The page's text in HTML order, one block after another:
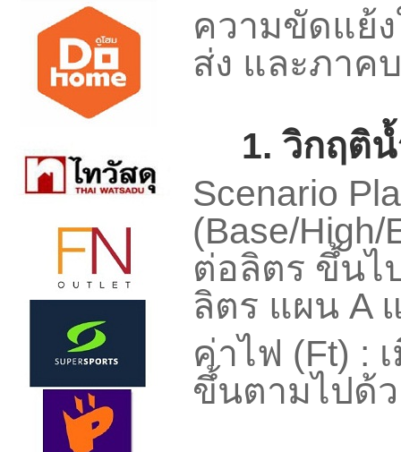
ความขัดแย้
ส่ง และภาค
1. วิกฤติ
Scenario
(Base/
ต่อลิตร ขึ้นไ
ลิตร แผน A
ค่าไฟ (Ft) :
ขึ้นตามไปด้